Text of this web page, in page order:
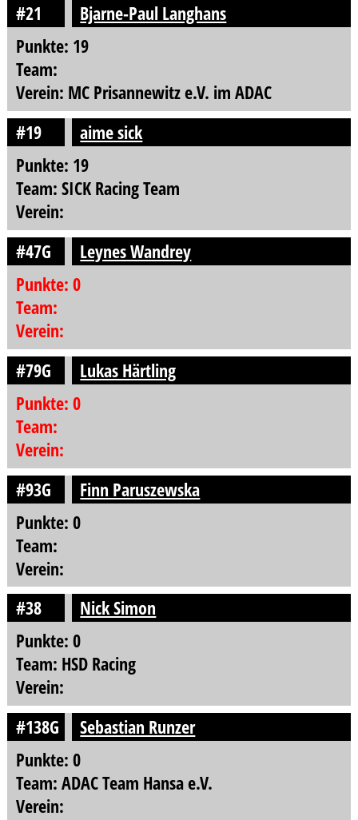
#21
Bjarne-Paul Langhans
Punkte: 19
Team:
Verein: MC Prisannewitz e.V. im ADAC
#19
aime sick
Punkte: 19
Team: SICK Racing Team
Verein:
#47G
Leynes Wandrey
Punkte: 0
Team:
Verein:
#79G
Lukas Härtling
Punkte: 0
Team:
Verein:
#93G
Finn Paruszewska
Punkte: 0
Team:
Verein:
#38
Nick Simon
Punkte: 0
Team: HSD Racing
Verein:
#138G
Sebastian Runzer
Punkte: 0
Team: ADAC Team Hansa e.V.
Verein: